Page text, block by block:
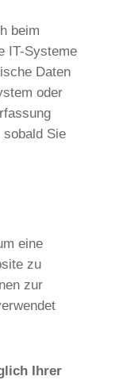
beim
IT-Systeme
Daten
oder
Sie
eine
zu
zur
Ihrer